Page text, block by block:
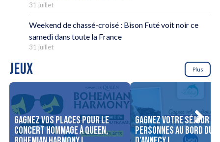
31 juillet
Weekend de chassé-croisé : Bison Futé voit noir ce
samedi dans toute la France
31 juillet
JEUX Plus
Gagnez vos places pour le
concert Hommage à Queen,
Gagnez votre séjour
personnes au bord du